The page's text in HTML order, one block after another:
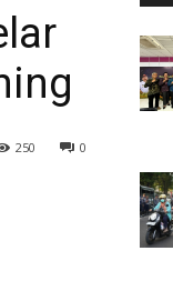
0
250